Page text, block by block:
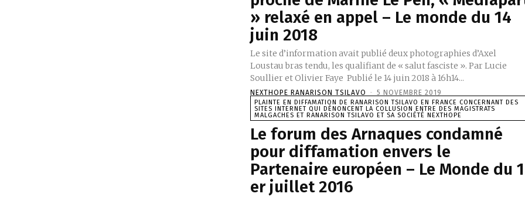
» relaxé en appel – Le monde du 14
juin 2018
Le site d’information avait publié deux photographies d’Axel
Loustau bras tendu, les qualifiant de « salut fasciste ». Par Lucie
Soullier et Olivier Faye Publié le 14 juin 2018 à 16h14...
NEXTHOPE RANARISON TSILAVO - 5 NOVEMBRE 2019
PLAINTE EN DIFFAMATION DE RANARISON TSILAVO EN FRANCE CONCERNANT DES
SITES INTERNET QUI DÉNONCENT LA COLLUSION ENTRE DES MAGISTRATS
MALGACHES ET RANARISON TSILAVO ET SA SOCIÉTÉ NEXTHOPE
Le forum des Arnaques condamné
pour diffamation envers le
Partenaire européen – Le Monde du 1
er juillet 2016